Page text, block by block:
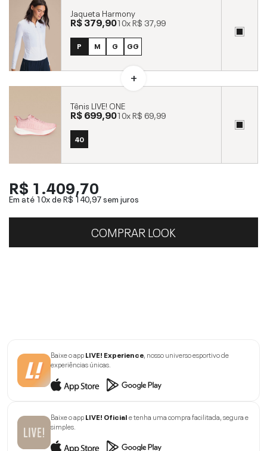
Jaqueta Harmony
R$ 379,9010xR$ 37,99
P M G GG
Tênis LIVE! ONE
R$ 699,9010xR$ 69,99
40
R$ 1.409,70
Em até 10x deR$ 140,97sem juros
COMPRAR LOOK
Baixe o appLIVE! Experience, nosso universo esportivo de
experiências únicas.
Baixe o appLIVE! Oficiale tenha uma compra facilitada, segura e
simples.